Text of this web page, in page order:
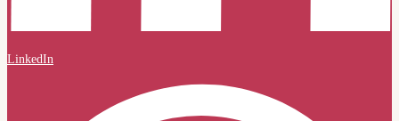
LinkedIn